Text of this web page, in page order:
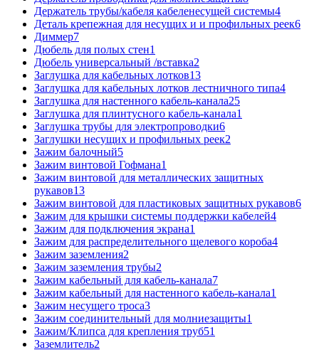
Держатель трубы/кабеля кабеленесущей системы4
Деталь крепежная для несущих и и профильных реек6
Диммер7
Дюбель для полых стен1
Дюбель универсальный /вставка2
Заглушка для кабельных лотков13
Заглушка для кабельных лотков лестничного типа4
Заглушка для настенного кабель-канала25
Заглушка для плинтусного кабель-канала1
Заглушка трубы для электропроводки6
Заглушки несущих и профильных реек2
Зажим балочный5
Зажим винтовой Гофмана1
Зажим винтовой для металлических защитных
рукавов13
Зажим винтовой для пластиковых защитных рукавов6
Зажим для крышки системы поддержки кабелей4
Зажим для подключения экрана1
Зажим для распределительного щелевого короба4
Зажим заземления2
Зажим заземления трубы2
Зажим кабельный для кабель-канала7
Зажим кабельный для настенного кабель-канала1
Зажим несущего троса3
Зажим соединительный для молниезащиты1
Зажим/Клипса для крепления труб51
Заземлитель2